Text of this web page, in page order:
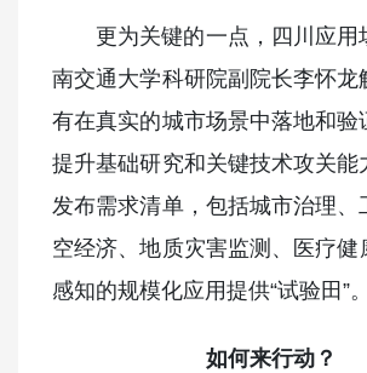
更为关键的一点，四川应用
南交通大学科研院副院长李怀龙
有在真实的城市场景中落地和验
提升基础研究和关键技术攻关能
发布需求清单，包括城市治理、
空经济、地质灾害监测、医疗
感知的规模化应用提供“试验田”。
如何来行动？